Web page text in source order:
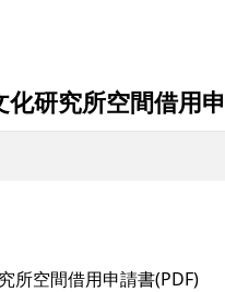
研究所空間借用
所空間借用申請書(PDF)